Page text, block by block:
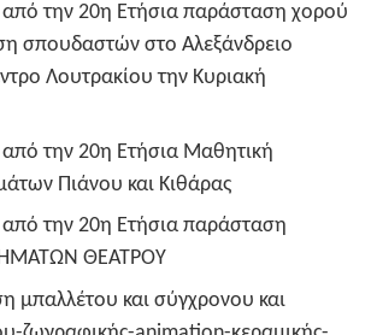
την 20η Ετήσια παράσταση χορού
σπουδαστών στο Αλεξάνδρειο
Λουτρακίου την Κυριακή
την 20η Ετήσια Μαθητική
Πιάνου και Κιθάρας
την 20η Ετήσια παράσταση
ΘΕΑΤΡΟΥ
μπαλλέτου και σύγχρονου και